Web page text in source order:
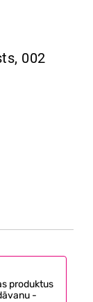
002
produktus
-